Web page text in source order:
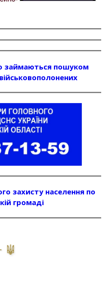
займаються пошуком
захисту населення по
громаді